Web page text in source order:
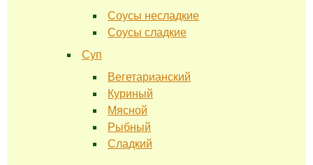
Соусы несладкие
Соусы сладкие
Суп
Вегетарианский
Куриный
Мясной
Рыбный
Сладкий